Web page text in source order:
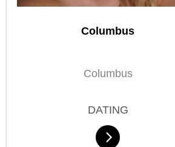
Columbus
Columbus
DATING